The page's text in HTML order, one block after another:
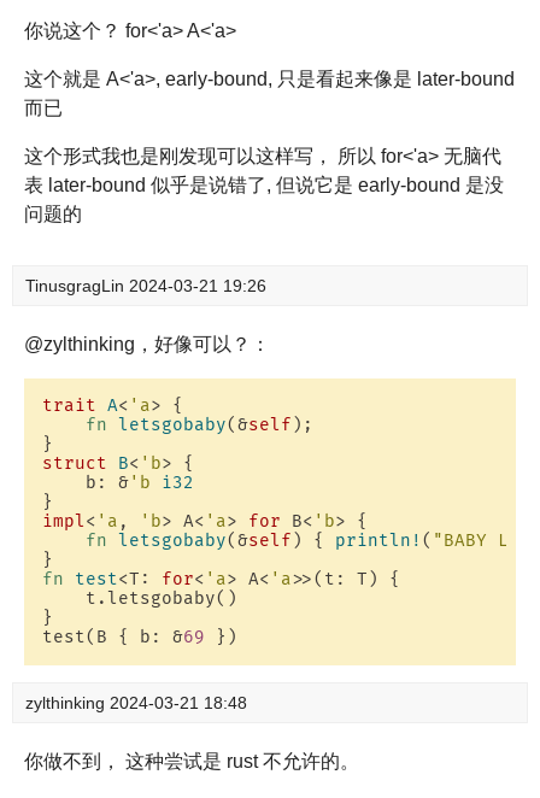
你说这个？ for<'a> A<'a>
这个就是 A<'a>, early-bound, 只是看起来像是 later-bound
而已
这个形式我也是刚发现可以这样写， 所以 for<'a> 无脑代
表 later-bound 似乎是说错了, 但说它是 early-bound 是没
问题的
TinusgragLin 2024-03-21 19:26
@zylthinking，好像可以？：
trait A< 'a> {
fn letsgobaby(&self );
struct
B< 'b> {
    b: &
'b
i32
impl< 'a , 'b> A< 'a> for B< 'b> {
fn letsgobaby(&self ) { println! ( "BABY
fn
test<T: for< 'a> A< 'a>>(t: T) {
    t.letsgobaby()
}
test(B { b: &69
zylthinking 2024-03-21 18:48
你做不到， 这种尝试是 rust 不允许的。